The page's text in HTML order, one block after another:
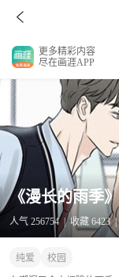
更多精彩内容
尽在画涯APP
《漫长的雨季》
人气 256754 | 收藏 6423
纯爱 校园